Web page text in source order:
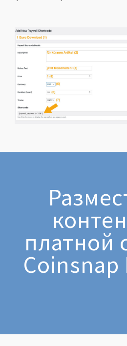
платной
Coinsnap